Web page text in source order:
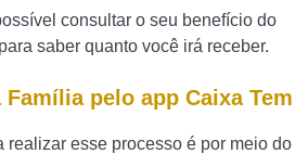
consultar o seu benefício do
saber quanto você irá receber.
pelo app Caixa Tem
realizar esse processo é por meio do